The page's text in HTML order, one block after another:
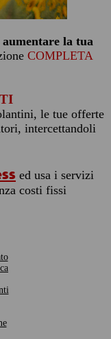
aumentare la tua
COMPLETA
le tue offerte
intercettandoli
ed usa i servizi
costi fissi